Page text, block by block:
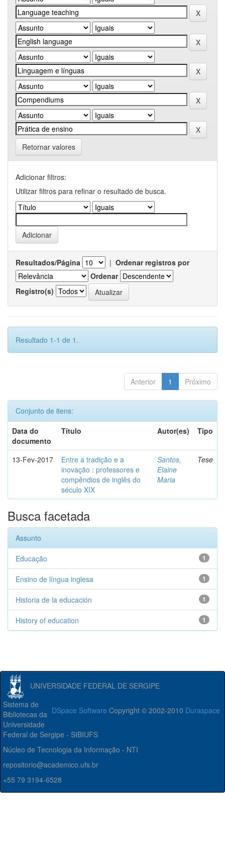
Retornar valores
Adicionar filtros:
Utilizar filtros para refinar o resultado de busca.
Resultados/Página | Ordenar registros por
Ordenar
Registro(s)
Resultado 1-1 de 1.
Anterior 1 Próximo
Conjunto de itens:
Data do
documento
Título Autor(es) Tipo
13-Fev-2017
Entre a tradição e a
inovação : professores e
compêndios de inglês do
século XIX
Santos,
Elaine
Maria
Tese
Busca facetada
Assunto
1
Educação
1
Ensino de língua inglesa
1
Historia de la educación
1
History of education
UNIVERSIDADE FEDERAL DE SERGIPE
DSpace Software Copyright © 2002-2010 Duraspace
Sistema de
Bibliotecas da
Universidade
Federal de Sergipe - SIBIUFS
Núcleo de Tecnologia da Informação - NTI
repositorio@academico.ufs.br
+55 79 3194-6528